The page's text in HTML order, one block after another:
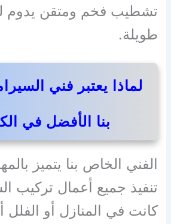
تشطيب فخم ومتقن يدوم
طويلة.
لماذا يعتبر فني
بنا الأفضل في
الفني الخاص بنا يتميز
تنفيذ جميع أعمال تركيب
كانت في المنازل أو الفلل